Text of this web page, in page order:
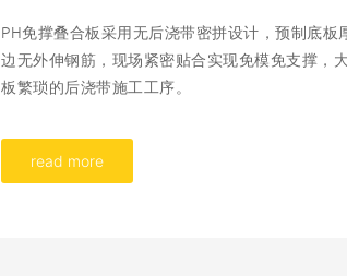
PH免撑叠合板采用无后浇带密拼设计，预制底板
边无外伸钢筋，现场紧密贴合实现免模免支撑，
板繁琐的后浇带施工工序。
read more